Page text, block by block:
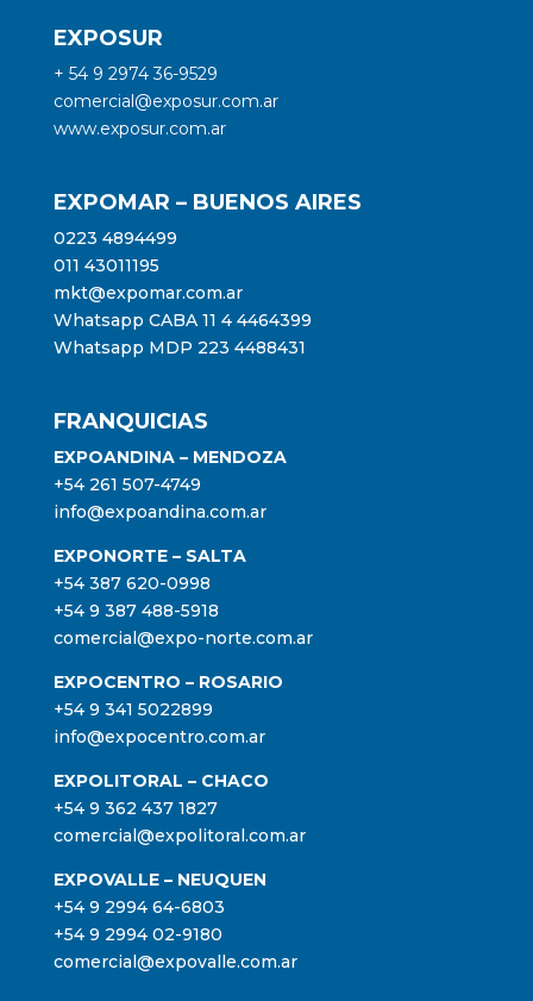
EXPOSUR
+ 54 9 2974 36-9529
comercial@exposur.com.ar
www.exposur.com.ar
EXPOMAR – BUENOS AIRES
0223 4894499
011 43011195
mkt@expomar.com.ar
Whatsapp CABA 11 4 4464399
Whatsapp MDP 223 4488431
FRANQUICIAS
EXPOANDINA – MENDOZA
+54 261 507-4749
info@expoandina.com.ar
EXPONORTE – SALTA
+54 387 620-0998
+54 9 387 488-5918
comercial@expo-norte.com.ar
EXPOCENTRO – ROSARIO
+54 9 341 5022899
info@expocentro.com.ar
EXPOLITORAL – CHACO
+54 9 362 437 1827
comercial@expolitoral.com.ar
EXPOVALLE – NEUQUEN
+54 9 2994 64-6803
+54 9 2994 02-9180
comercial@expovalle.com.ar